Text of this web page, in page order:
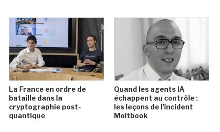
La France en ordre de
bataille dans la
cryptographie post-
quantique
Quand les agents IA
échappent au contrôle :
les leçons de l'incident
Moltbook